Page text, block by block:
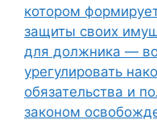
котором
защиты своих
для должника —
урегулировать
обязательства и
законом